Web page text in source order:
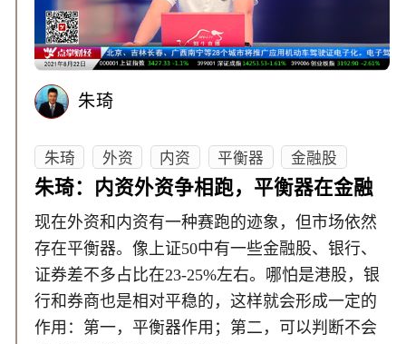
朱琦
朱琦 外资 内资 平衡器
金融股
朱琦：内资外资争相跑，平衡器在金融
现在外资和内资有一种赛跑的迹象，但市场依然
存在平衡器。像上证50中有一些金融股、银行、
证券差不多占比在23-25%左右。哪怕是港股，银
行和券商也是相对平稳的，这样就会形成一定的
作用：第一，平衡器作用；第二，可以判断不会